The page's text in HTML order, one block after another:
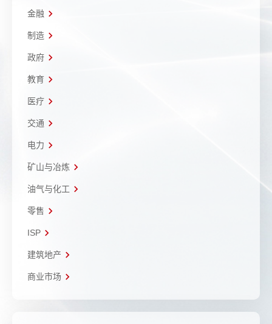
金融
制造
政府
教育
医疗
交通
电力
矿山与冶炼
油气与化工
零售
ISP
建筑地产
商业市场